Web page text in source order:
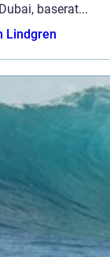
baserat...
Lindgren